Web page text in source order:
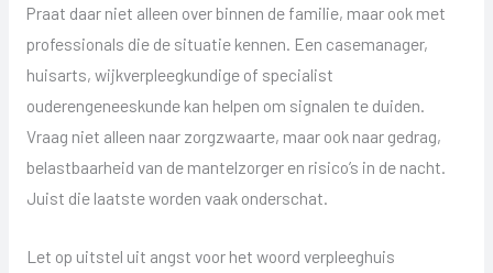
Praat daar niet alleen over binnen de familie, maar ook met
professionals die de situatie kennen. Een casemanager,
huisarts, wijkverpleegkundige of specialist
ouderengeneeskunde kan helpen om signalen te duiden.
Vraag niet alleen naar zorgzwaarte, maar ook naar gedrag,
belastbaarheid van de mantelzorger en risico’s in de nacht.
Juist die laatste worden vaak onderschat.
Let op uitstel uit angst voor het woord verpleeghuis